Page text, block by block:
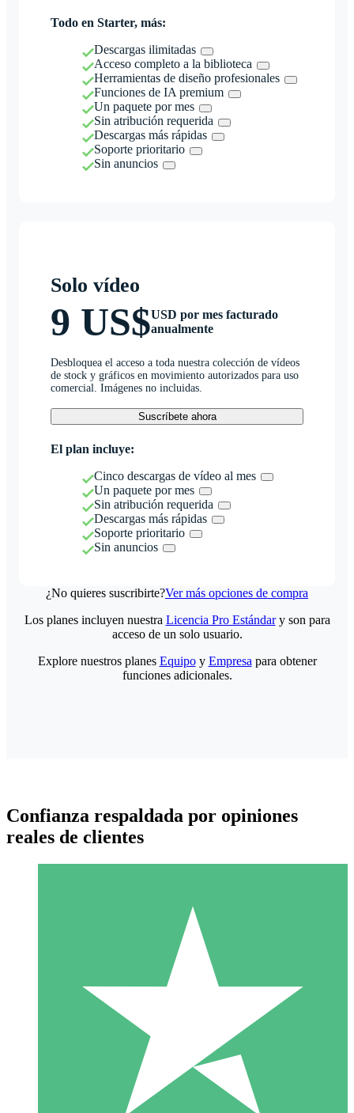
Todo en Starter, más:
Descargas ilimitadas
Acceso completo a la biblioteca
Herramientas de diseño profesionales
Funciones de IA premium
Un paquete por mes
Sin atribución requerida
Descargas más rápidas
Soporte prioritario
Sin anuncios
Solo vídeo
9 US$USD por mes facturado
anualmente
Desbloquea el acceso a toda nuestra colección de vídeos
de stock y gráficos en movimiento autorizados para uso
comercial. Imágenes no incluidas.
Suscríbete ahora
El plan incluye:
Cinco descargas de vídeo al mes
Un paquete por mes
Sin atribución requerida
Descargas más rápidas
Soporte prioritario
Sin anuncios
¿No quieres suscribirte?Ver más opciones de compra
Paquetes de Créditos Individuales
Paga según el uso con créditos de descarga. Sin compromiso
10 00
Los planes incluyen nuestra Licencia Pro Estándary son para
acceso de un solo usuario.
Explore nuestros planes Equipoy Empresa para obtener
funciones adicionales.
Confianza respaldada por opiniones
reales de clientes